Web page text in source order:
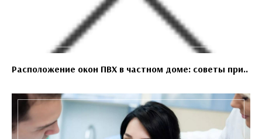
Расположение окон ПВХ в частном доме: советы при..